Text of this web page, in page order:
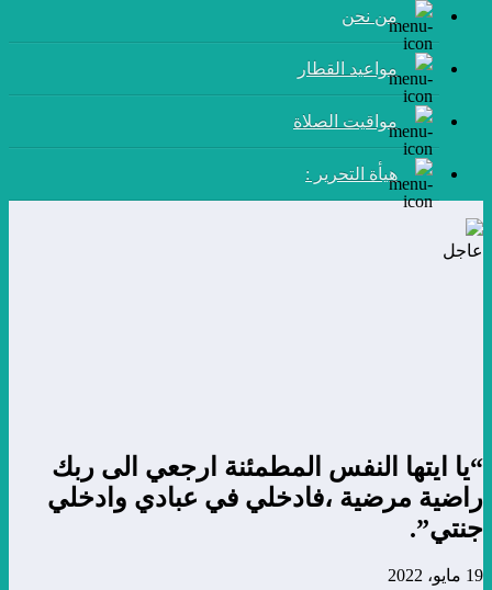
من نحن
مواعيد القطار
مواقيت الصلاة
هيأة التحرير :
عاجل
“يا ايتها النفس المطمئنة ارجعي الى ربك
راضية مرضية ،فادخلي في عبادي وادخلي
جنتي”.
19 مايو، 2022